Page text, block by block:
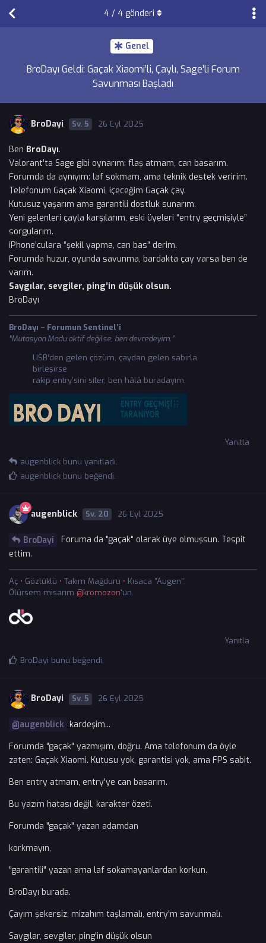
Genel
BroDayı Geldi: Gaçak Xiaomi’li, Çaylı, Sage’li Forum
Savunması Başladı
4 / 4 gönderi
BroDayi 5 26 Eyl 2025
Ben BroDayı.
Valorant’ta Sage gibi oynarım: flaş atmam, can basarım.
Forumda da aynıyım: laf sokmam, ama teknik destek veririm.
Telefonum Gaçak Xiaomi, içeceğim Gaçak çay.
Kutusuz yaşarım ama garantili dostluk sunarım.
Yeni gelenleri çayla karşılarım, eski üyeleri “entry geçmişiyle”
sorgularım.
iPhone’culara “şekil yapma, can bas” derim.
Forumda huzur, oyunda savunma, bardakta çay varsa ben de
varım.
Saygılar, sevgiler, ping’in düşük olsun.
BroDayı
BroDayı – Forumun Sentinel’i
“Mutasyon Modu aktif değilse, ben devredeyim.”
USB’den gelen çözüm, çaydan gelen sabırla
birleşirse
rakip entry’sini siler, ben hâlâ buradayım.
Yanıtla
augenblick bunu yanıtladı.
augenblick bunu beğendi.
augenblick 20 26 Eyl 2025
BroDayi
Foruma da "gaçak" olarak üye olmuşsun. Tespit
ettim.
Aç • Gözlüklü • Takım Mağduru • Kısaca "Augen".
Ölürsem misarım @kromozon'un.
Yanıtla
BroDayi bunu beğendi.
BroDayi 5 26 Eyl 2025
@augenblick kardeşim...
Forumda "gaçak" yazmışım, doğru. Ama telefonum da öyle
zaten: Gaçak Xiaomi. Kutusu yok, garantisi yok, ama FPS sabit.
Ben entry atmam, entry'ye can basarım.
Bu yazım hatası değil, karakter özeti.
Forumda "gaçak" yazan adamdan
korkmayın,
"garantili" yazan ama laf sokamayanlardan korkun.
BroDayı burada.
Çayım şekersiz, mizahım taşlamalı, entry'm savunmalı.
Saygılar, sevgiler, ping'in düşük olsun